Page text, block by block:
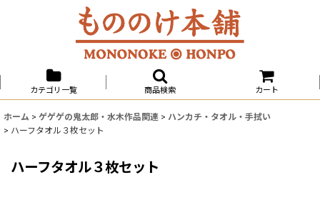
カテゴリ一覧 商品検索 カート
ホーム > ゲゲゲの鬼太郎・水木作品関連 > ハンカチ・タオル・手拭い
> ハーフタオル３枚セット
ハーフタオル３枚セット